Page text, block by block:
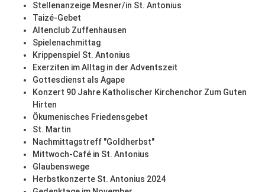
Stellenanzeige Mesner/in St. Antonius
Taizé-Gebet
Altenclub Zuffenhausen
Spielenachmittag
Krippenspiel St. Antonius
Exerziten im Alltag in der Adventszeit
Gottesdienst als Agape
Konzert 90 Jahre Katholischer Kirchenchor Zum Guten
Hirten
Ökumenisches Friedensgebet
St. Martin
Nachmittagstreff "Goldherbst"
Mittwoch-Café in St. Antonius
Glaubenswege
Herbstkonzerte St. Antonius 2024